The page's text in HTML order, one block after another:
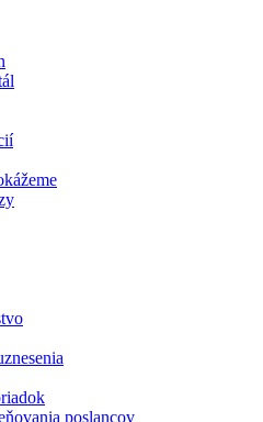
poslancov